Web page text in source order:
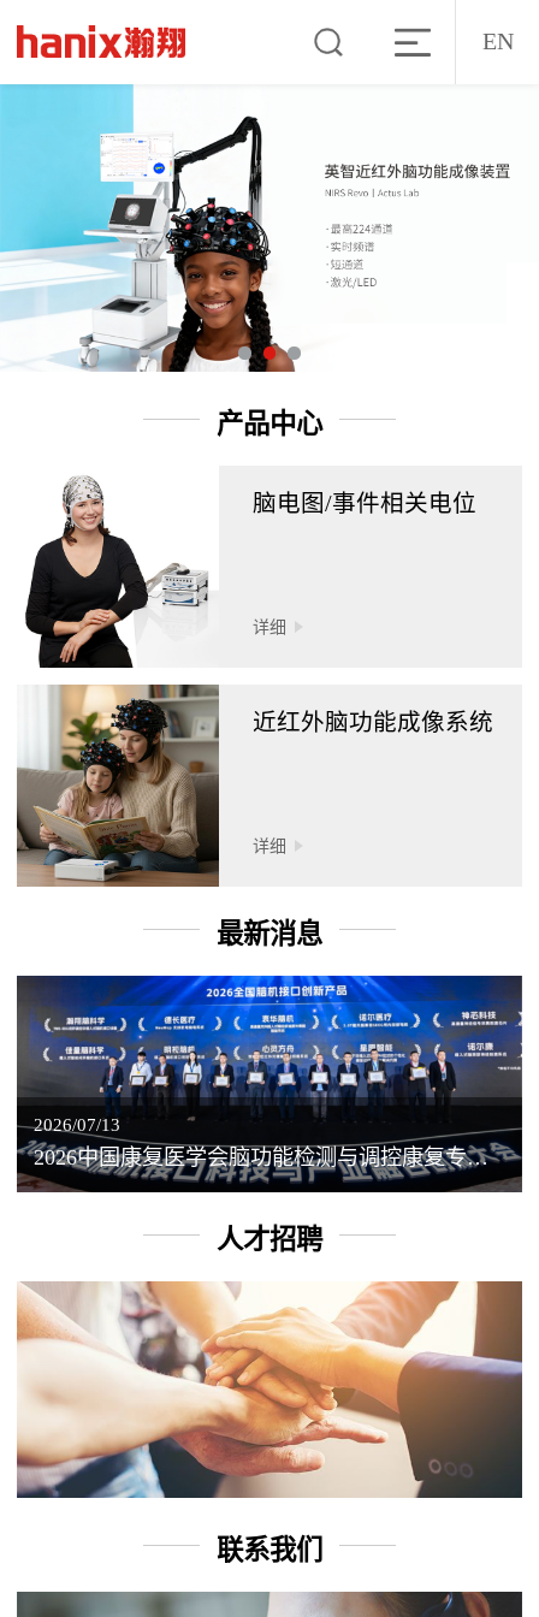
EN
产品中心
脑电图/事件相关电位
详细
近红外脑功能成像系统
详细
最新消息
2026/07/13
2026中国康复医学会脑功能检测与调控康复专业委员会学术年会丨脑客中国：脑机接口——EEG驱动TMS闭环调控工作坊
人才招聘
联系我们